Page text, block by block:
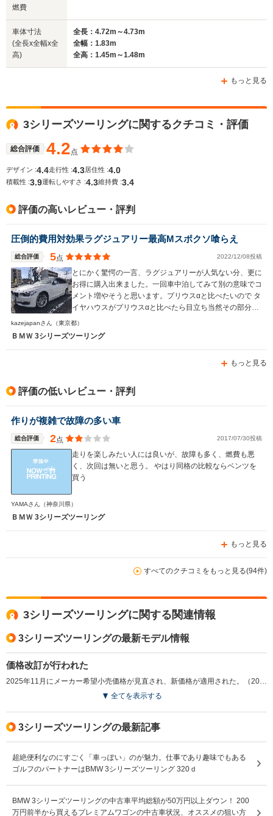
燃費
車体寸法
(全長x全幅x全
高)
全長：4.72m～4.73m
全幅：1.83m
全高：1.45m～1.48m
もっと見る
3シリーズツーリングに関するクチコミ・評価
総合評価 4.2点
デザイン :4.4走行性 :4.3居住性 :4.0
積載性 :3.9運転しやすさ :4.3維持費 :3.4
評価の高いレビュー・評判
圧倒的費用対効果ラグジュアリー最高Mスポクソ喰らえ
総合評価 5点 2022/12/08投稿
とにかく驚愕の一言、ラグジュアリーが人気ない分、更に
お得に購入出来ました。一回車中泊してみて別の意味でコ
メント増やそうと思います。プリウスαと比べたいので タ
イヤハウスがプリウスαと比べたら目立ち当然その部分が
狭いのが容易に目視されますのでその部分だけ寝具の収ま
りが悪そうですが車中泊してみないとわからないのでまた
コメント増やします。
kazejapanさん （東京都）
ＢＭＷ 3シリーズツーリング
もっと見る
評価の低いレビュー・評判
作りが複雑で故障の多い車
総合評価 2点 2017/07/30投稿
走りを楽しみたい人には良いが、故障も多く、燃費も悪
く、次回は無いと思う。 やはり同格の比較ならベンツを
買う
YAMAさん （神奈川県）
ＢＭＷ 3シリーズツーリング
もっと見る
すべてのクチコミをもっと見る(94件)
3シリーズツーリングに関する関連情報
3シリーズツーリングの最新モデル情報
価格改訂が行われた
2025年11月にメーカー希望小売価格が見直され、新価格が適用された。（2025.11）
全てを表示する
3シリーズツーリングの最新記事
超絶便利なのにすごく「車っぽい」のが魅力。仕事であり趣味でもある
ゴルフのパートナーはBMW 3シリーズツーリング 320ｄ
BMW 3シリーズツーリングの中古車平均総額が50万円以上ダウン！ 200
万円前半から買えるプレミアムワゴンの中古車状況、オススメの狙い方